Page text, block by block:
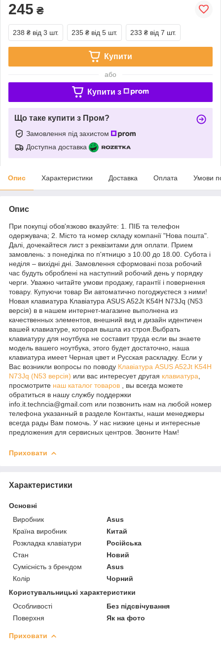
245 ₴
238 ₴ від 3 шт. 235 ₴ від 5 шт. 233 ₴ від 7 шт.
Купити
або
Купити з
Що таке купити з Пром?
Замовлення під захистом
Доступна доставка
Опис Характеристики Доставка Оплата Умови
Опис
При покупці обов'язково вказуйте: 1. ПІБ та телефон
одержувача; 2. Місто та номер складу компанії "Нова пошта".
Далі, дочекайтеся лист з реквізитами для оплати. Прием
замовлень: з понеділка по п'ятницю з 10.00 до 18.00. Субота і
неділя – вихідні дні. Замовлення сформовані поза робочий
час будуть оброблені на наступний робочий день у порядку
черги. Уважно читайте умови продажу, гарантії і повернення
товару. Купуючи товар Ви автоматично погоджуєтеся з ними!
Новая клавиатура Клавіатура ASUS A52Jt K54H N73Jq (N53
версія) в в нашем интернет-магазине выполнена из
качественных элементов, внешний вид и дизайн идентичен
вашей клавиатуре, которая вышла из строя.Выбрать
клавиатуру для ноутбука не составит труда если вы знаете
модель вашего ноутбука, этого будет достаточно, наша
клавиатура имеет Черная цвет и Русская раскладку. Если у
Вас возникли вопросы по поводу Клавіатура ASUS A52Jt K54H
N73Jq (N53 версія) или вас интересует другая клавиатура
просмотрите наш каталог товаров , вы всегда можете
обратиться в нашу службу поддержки
info.it.techncia@gmail.com или позвонить нам на любой номер
телефона указанный в разделе Контакты, наши менеджеры
всегда рады Вам помочь. У нас низкие цены и интересные
предложения для сервисных центров. Звоните Нам!
Приховати
Характеристики
Основні
Виробник
Asus
Країна виробник
Китай
Розкладка клавіатури
Російська
Стан
Новий
Сумісність з брендом
Asus
Колір
Чорний
Користувальницькі характеристики
Особливості
Без підсвічування
Поверхня
Як на фото
Приховати